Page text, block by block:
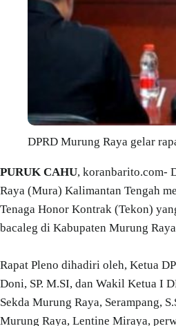
DPRD Murung Raya gelar
PURUK CAHU, koranbarito.com-
Raya (Mura) Kalimantan Tengah
Tenaga Honor Kontrak (Tekon)
bacaleg di Kabupaten Murung
Rapat Pleno dihadiri oleh, Ketua
Doni, SP. M.SI, dan Wakil Ketua I
Sekda Murung Raya, Serampang,
Murung Raya, Lentine Miraya,